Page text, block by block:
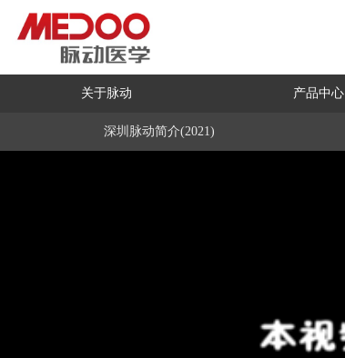
关于脉动 产品中心
深圳脉动简介(2021)